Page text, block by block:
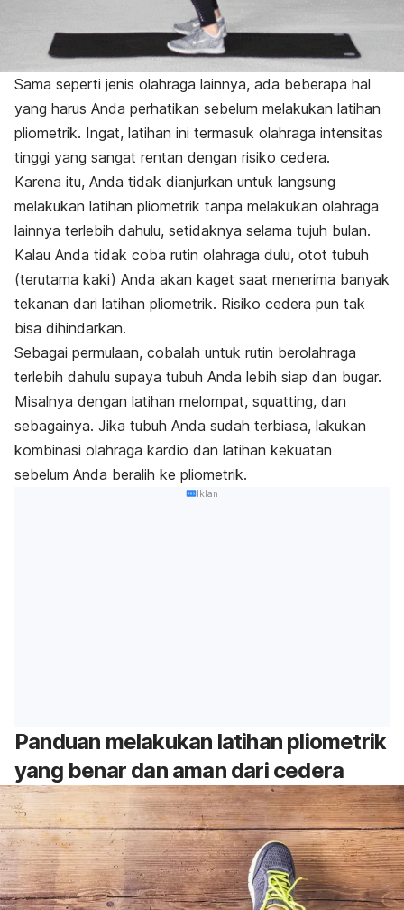
Sama seperti jenis olahraga lainnya, ada beberapa hal
yang harus Anda perhatikan sebelum melakukan latihan
pliometrik. Ingat, latihan ini termasuk olahraga intensitas
tinggi yang sangat rentan dengan risiko cedera.
Karena itu, Anda tidak dianjurkan untuk langsung
melakukan latihan pliometrik tanpa melakukan olahraga
lainnya terlebih dahulu, setidaknya selama tujuh bulan.
Kalau Anda tidak coba rutin olahraga dulu, otot tubuh
(terutama kaki) Anda akan kaget saat menerima banyak
tekanan dari latihan pliometrik. Risiko cedera pun tak
bisa dihindarkan.
Sebagai permulaan, cobalah untuk rutin berolahraga
terlebih dahulu supaya tubuh Anda lebih siap dan bugar.
Misalnya dengan latihan melompat, squatting, dan
sebagainya. Jika tubuh Anda sudah terbiasa, lakukan
kombinasi olahraga kardio dan latihan kekuatan
sebelum Anda beralih ke pliometrik.
Iklan
Panduan melakukan latihan pliometrik
yang benar dan aman dari cedera